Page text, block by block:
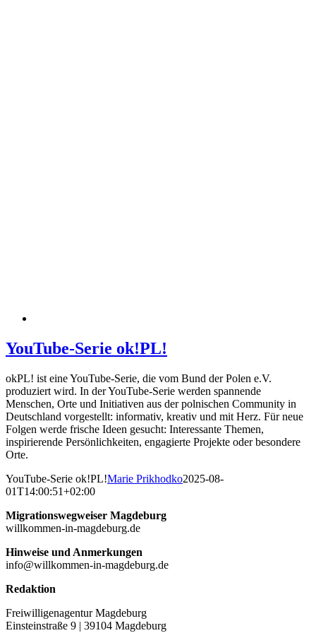
YouTube-Serie ok!PL!
okPL! ist eine YouTube-Serie, die vom Bund der Polen e.V.
produziert wird. In der YouTube-Serie werden spannende
Menschen, Orte und Initiativen aus der polnischen Community in
Deutschland vorgestellt: informativ, kreativ und mit Herz. Für neue
Folgen werde frische Ideen gesucht: Interessante Themen,
inspirierende Persönlichkeiten, engagierte Projekte oder besondere
Orte.
YouTube-Serie ok!PL!Marie Prikhodko2025-08-
01T14:00:51+02:00
Migrationswegweiser Magdeburg
willkommen-in-magdeburg.de
Hinweise und Anmerkungen
info@willkommen-in-magdeburg.de
Redaktion
Freiwilligenagentur Magdeburg
Einsteinstraße 9 | 39104 Magdeburg